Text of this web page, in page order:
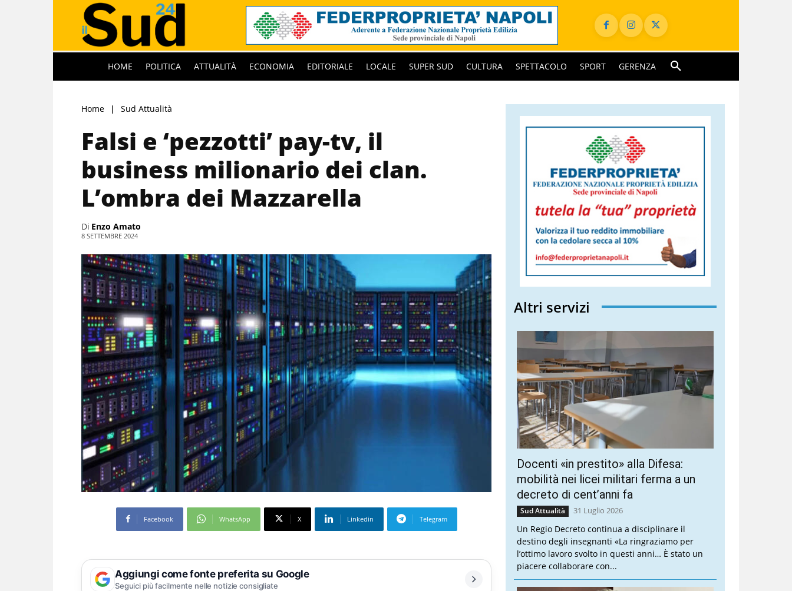
HOME POLITICA ATTUALITÀ ECONOMIA EDITORIALE LOCALE SUPER SUD CULTURA SPETTACOLO SPORT GERENZA
Home Sud Attualità
Falsi e ‘pezzotti’ pay-tv, il
business milionario dei clan.
L’ombra dei Mazzarella
Di Enzo Amato
8 SETTEMBRE 2024
Facebook WhatsApp X Linkedin Telegram
Aggiungi come fonte preferita su Google
Seguici più facilmente nelle notizie consigliate
Altri servizi
Docenti «in prestito» alla Difesa:
mobilità nei licei militari ferma a un
decreto di cent’anni fa
Sud Attualità 31 Luglio 2026
Un Regio Decreto continua a disciplinare il
destino degli insegnanti «La ringraziamo per
l’ottimo lavoro svolto in questi anni… È stato un
piacere collaborare con...